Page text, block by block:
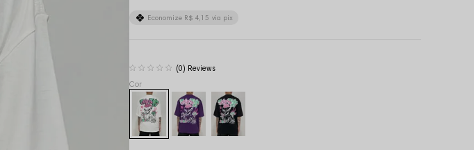
Economize R$ 4,15 via pix
(0)